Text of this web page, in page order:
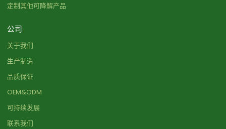
定制其他可降解产品
公司
关于我们
生产制造
品质保证
OEM&ODM
可持续发展
联系我们